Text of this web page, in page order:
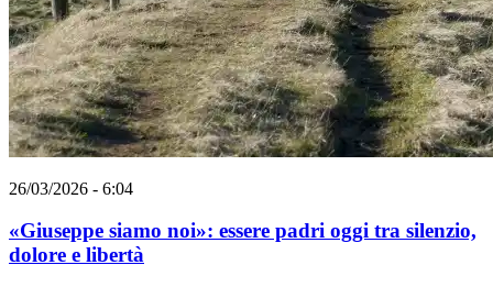
26/03/2026 - 6:04
«Giuseppe siamo noi»: essere padri oggi tra silenzio,
dolore e libertà